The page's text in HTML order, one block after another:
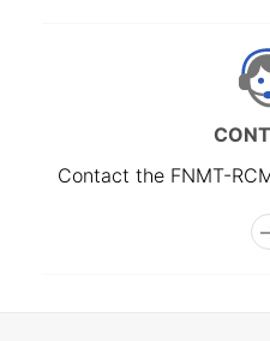
Contact the FNMT-